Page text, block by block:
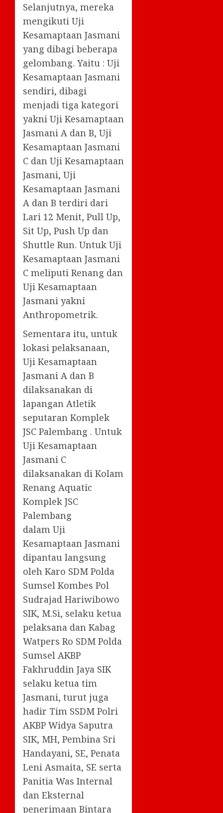
Selanjutnya, mereka
mengikuti Uji
Kesamaptaan Jasmani
yang dibagi beberapa
gelombang. Yaitu : Uji
Kesamaptaan Jasmani
sendiri, dibagi
menjadi tiga kategori
yakni Uji Kesamaptaan
Jasmani A dan B, Uji
Kesamaptaan Jasmani
C dan Uji Kesamaptaan
Jasmani, Uji
Kesamaptaan Jasmani
A dan B terdiri dari
Lari 12 Menit, Pull Up,
Sit Up, Push Up dan
Shuttle Run. Untuk Uji
Kesamaptaan Jasmani
C meliputi Renang dan
Uji Kesamaptaan
Jasmani yakni
Anthropometrik.
Sementara itu, untuk
lokasi pelaksanaan,
Uji Kesamaptaan
Jasmani A dan B
dilaksanakan di
lapangan Atletik
seputaran Komplek
JSC Palembang . Untuk
Uji Kesamaptaan
Jasmani C
dilaksanakan di Kolam
Renang Aquatic
Komplek JSC
Palembang
dalam Uji
Kesamaptaan Jasmani
dipantau langsung
oleh Karo SDM Polda
Sumsel Kombes Pol
Sudrajad Hariwibowo
SIK, M.Si, selaku ketua
pelaksana dan Kabag
Watpers Ro SDM Polda
Sumsel AKBP
Fakhruddin Jaya SIK
selaku ketua tim
Jasmani, turut juga
hadir Tim SSDM Polri
AKBP Widya Saputra
SIK, MH, Pembina Sri
Handayani, SE, Penata
Leni Asmaita, SE serta
Panitia Was Internal
dan Eksternal
penerimaan Bintara